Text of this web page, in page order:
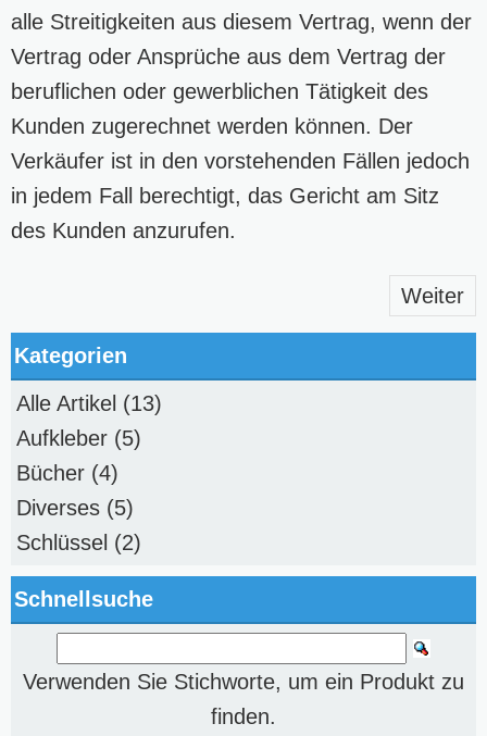
alle Streitigkeiten aus diesem Vertrag, wenn der
Vertrag oder Ansprüche aus dem Vertrag der
beruflichen oder gewerblichen Tätigkeit des
Kunden zugerechnet werden können. Der
Verkäufer ist in den vorstehenden Fällen jedoch
in jedem Fall berechtigt, das Gericht am Sitz
des Kunden anzurufen.
Weiter
Kategorien
Alle Artikel (13)
Aufkleber (5)
Bücher (4)
Diverses (5)
Schlüssel (2)
Schnellsuche
Verwenden Sie Stichworte, um ein Produkt zu
finden.